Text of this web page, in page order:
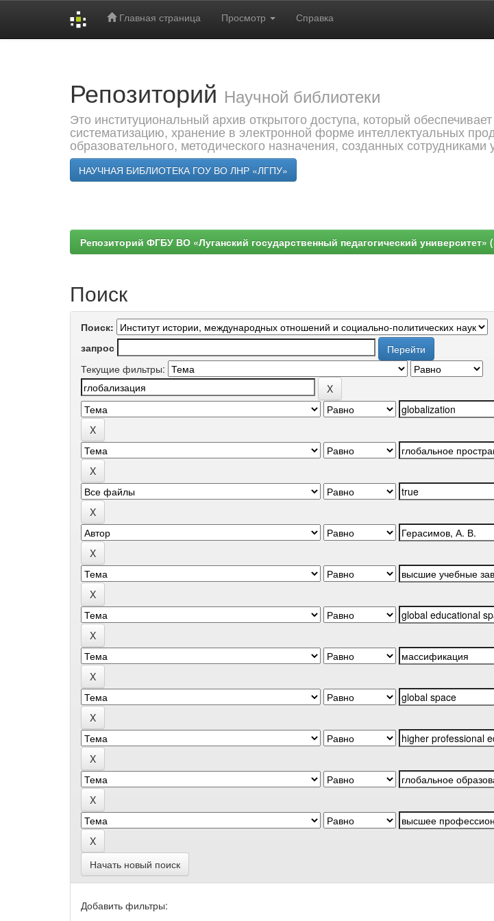
Главная страница Просмотр Справка
Репозиторий Научной библиотеки
Это институциональный архив открытого доступа, который
систематизацию, хранение в электронной форме интеллектуальных
образовательного, методического назначения, созданных сотрудниками
НАУЧНАЯ БИБЛИОТЕКА ГОУ ВО ЛНР «ЛГПУ»
Репозиторий ФГБУ ВО «Луганский государственный педагогический
Поиск
Поиск:
запрос
Текущие фильтры:
Начать новый поиск
Добавить фильтры: